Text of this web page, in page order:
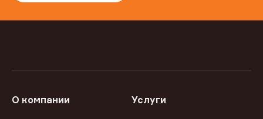
О компании Услуги